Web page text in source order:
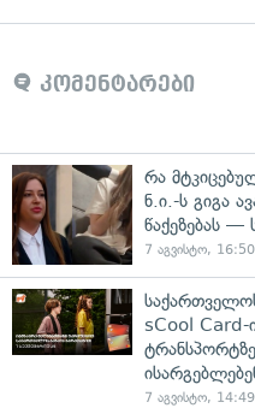
კომენტარები
რა
ნ.ი.-ს გიგა
წაქეზებას —
7 აგვისტო, 16:50
sCool Card-
7 აგვისტო, 14:49